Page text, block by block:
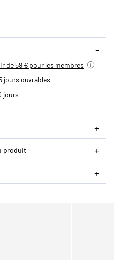
de 59 € pour les membres
jours ouvrables
jours
produit